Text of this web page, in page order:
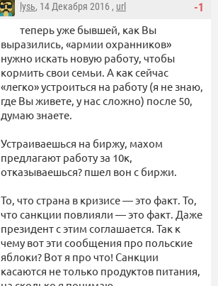
-1
lysь, 14 Декабря 2016 , url
теперь уже бывшей, как Вы
выразились, «армии охранников»
нужно искать новую работу, чтобы
кормить свои семьи. А как сейчас
«легко» устроиться на работу (я не знаю,
где Вы живете, у нас сложно) после 50,
думаю знаете.
Устраиваешься на биржу, махом
предлагают работу за 10к,
отказываешься? пшел вон с биржи.
То, что страна в кризисе — это факт. То,
что санкции повлияли — это факт. Даже
президент с этим соглашается. Так к
чему вот эти сообщения про польские
яблоки? Вот я про что! Санкции
касаются не только продуктов питания,